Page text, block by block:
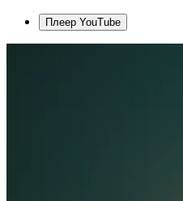
Плеер YouTube